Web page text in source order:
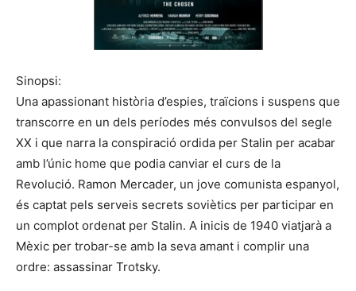
Sinopsi:
Una apassionant història d’espies, traïcions i suspens que
transcorre en un dels períodes més convulsos del segle
XX i que narra la conspiració ordida per Stalin per acabar
amb l’únic home que podia canviar el curs de la
Revolució. Ramon Mercader, un jove comunista espanyol,
és captat pels serveis secrets soviètics per participar en
un complot ordenat per Stalin. A inicis de 1940 viatjarà a
Mèxic per trobar-se amb la seva amant i complir una
ordre: assassinar Trotsky.